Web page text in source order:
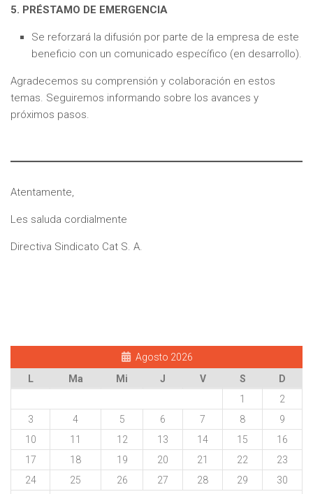
5. PRÉSTAMO DE EMERGENCIA
Se reforzará la difusión por parte de la empresa de este
beneficio con un comunicado específico (en desarrollo).
Agradecemos su comprensión y colaboración en estos
temas. Seguiremos informando sobre los avances y
próximos pasos.
Atentamente,
Les saluda cordialmente
Directiva Sindicato Cat S. A.
Agosto 2026
L
Ma Mi J V S
D
1
2
3
4 5 6 7 8
9
10
11 12 13 14 15
16
17
18 19 20 21 22
23
24
25 26 27 28 29
30